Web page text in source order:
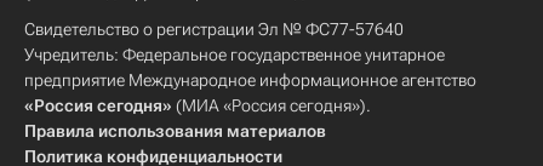
Свидетельство о регистрации Эл № ФС77-57640
Учредитель: Федеральное государственное унитарное
предприятие Международное информационное агентство
«Россия сегодня» (МИА «Россия сегодня»).
Правила использования материалов
Политика конфиденциальности